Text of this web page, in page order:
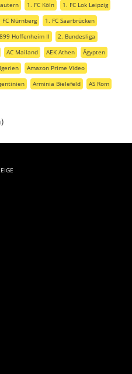
1. FC Köln
1. FC Lok Leipzig
FC Nürnberg
1. FC Saarbrücken
Hoffenheim II
2. Bundesliga
AC Mailand AEK Athen
Ägypten
Amazon Prime Video
Arminia Bielefeld
AS Rom